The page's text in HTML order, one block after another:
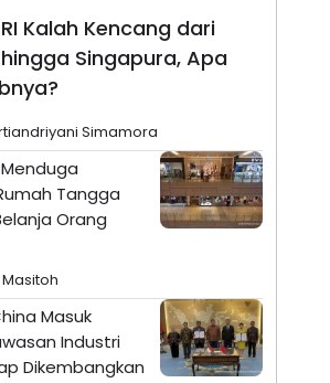
Kalah Kencang dari
Singapura, Apa
Simamora
Tangga
Orang
Masuk
Industri
Dikembangkan